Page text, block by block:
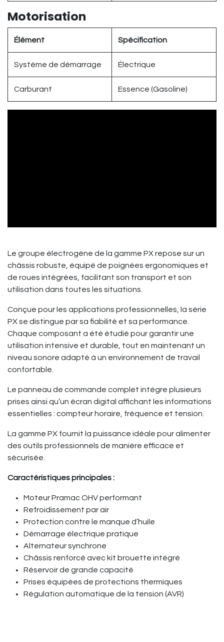
Motorisation
Élément Spécification
Système de démarrage Électrique
Carburant Essence (Gasoline)
Le groupe électrogène de la gamme PX repose sur un
châssis robuste, équipé de poignées ergonomiques et
de roues intégrées, facilitant son transport et son
utilisation dans toutes les situations.
Conçue pour les applications professionnelles, la série
PX se distingue par sa fiabilité et sa performance.
Chaque composant a été étudié pour garantir une
utilisation intensive et durable, tout en maintenant un
niveau sonore adapté à un environnement de travail
confortable.
Le panneau de commande complet intègre plusieurs
prises ainsi qu’un écran digital affichant les informations
essentielles : compteur horaire, fréquence et tension.
La gamme PX fournit la puissance idéale pour alimenter
des outils professionnels de manière efficace et
sécurisée.
Caractéristiques principales :
Moteur Pramac OHV performant
Refroidissement par air
Protection contre le manque d’huile
Démarrage électrique pratique
Alternateur synchrone
Châssis renforcé avec kit brouette intégré
Réservoir de grande capacité
Prises équipées de protections thermiques
Régulation automatique de la tension (AVR)